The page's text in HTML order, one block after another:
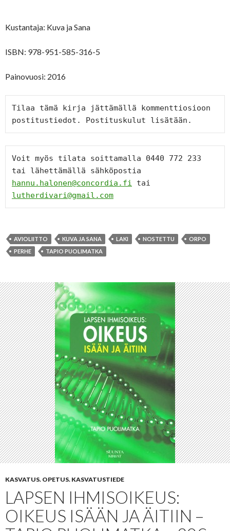
Kustantaja: Kuva ja Sana
ISBN: 978-951-585-316-5
Painovuosi: 2016
Tilaa tämä kirja jättämällä kommenttiosioon
postitustiedot. Postituskulut lisätään.
Voit myös tilata soittamalla 0440 772 233
hannu.halonen@concordia.fi
lutherdivari@gmail.com
AVIOLIITTO KUVA JA SANA LAKI NOSTETTU
ORPO
PERHE
TAPIO PUOLIMATKA
KASVATUS. OPETUS. KASVATUSTIEDE
LAPSEN IHMISOIKEUS:
OIKEUS ISÄÄN JA ÄITIIN –